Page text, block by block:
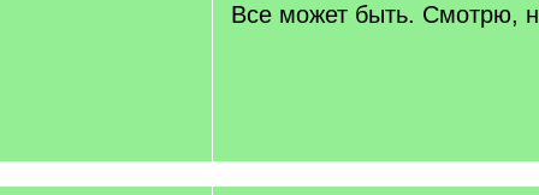
Все может быть. Смотрю,